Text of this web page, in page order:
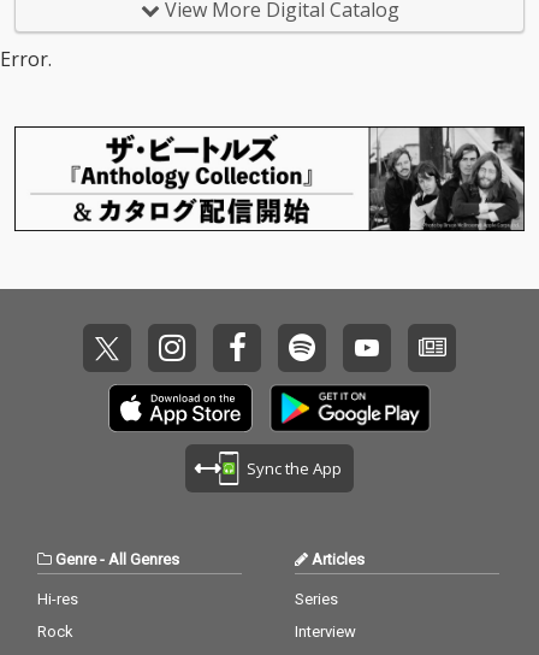
View More Digital Catalog
Error.
Sync the App
Genre- All Genres
Hi-res
Rock
Articles
Series
Interview